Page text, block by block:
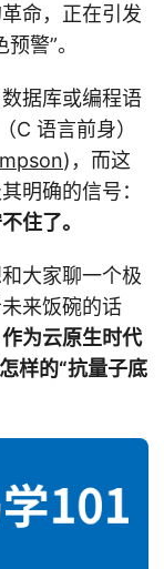
命，正在引发
警”。
据库或编程语
C 语言前身）
)，而这
明确的信号：
住了。
大家聊一个极
来饭碗的话
为云原生时代
样的“抗量子底